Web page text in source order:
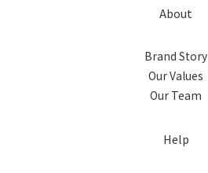
About
Brand Story
Our Values
Our Team
Help